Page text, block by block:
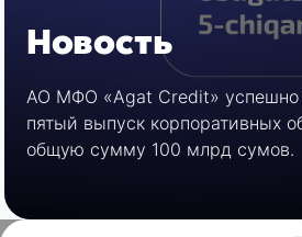
Новость
АО МФО «Agat Credit» успешно
пятый выпуск корпоративных
общую сумму 100 млрд сумов.